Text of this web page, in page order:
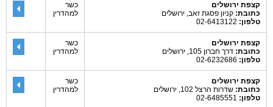
קצפת ירושלים
כתובת: קניון פסגת זאב, ירושלים
טלפון:
כשר
למהדרין
קצפת ירושלים
כתובת: דרך חברון 105, ירושלים
טלפון:
כשר
למהדרין
קצפת ירושלים
כתובת: שדרות הרצל 102, ירושלים
טלפון:
כשר
למהדרין